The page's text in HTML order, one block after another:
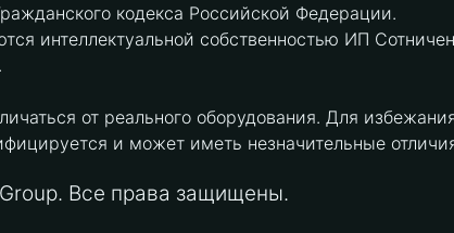
кодекса Российской Федерации.
интеллектуальной собственностью ИП
от реального оборудования. Для
и может иметь незначительные
Все права защищены.